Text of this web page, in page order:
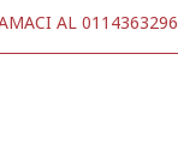
AL 0114363296